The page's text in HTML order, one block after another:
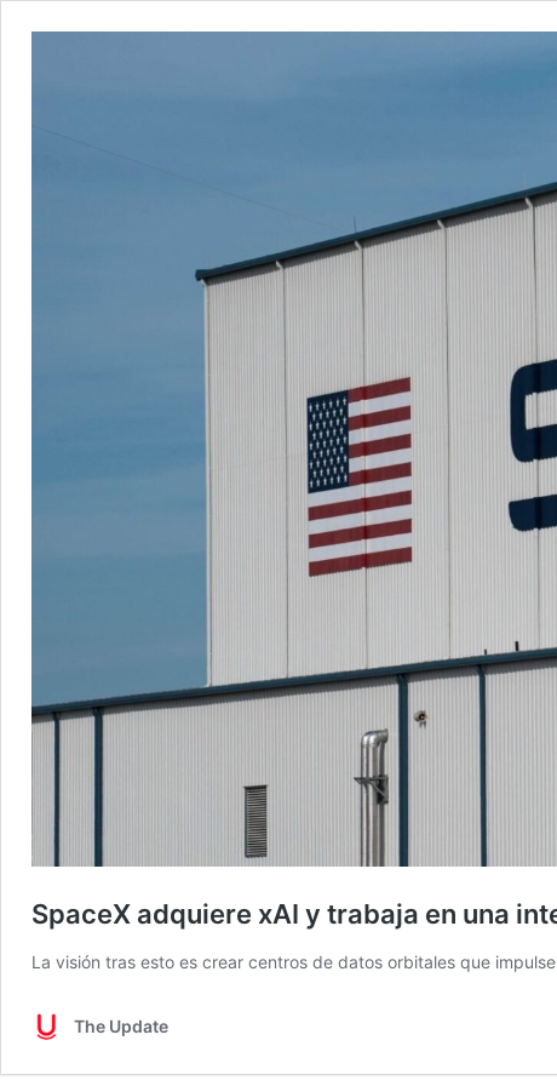
SpaceX adquiere xAI y trabaja en una
La visión tras esto es crear centros de datos orbitales que
The Update